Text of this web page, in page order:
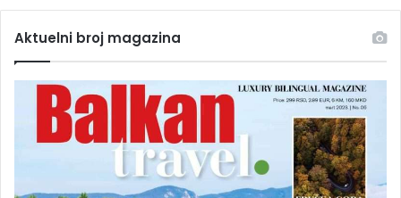
Aktuelni broj magazina